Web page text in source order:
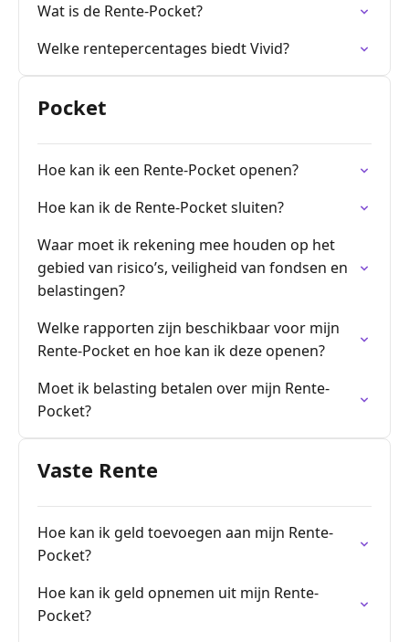
Wat is de Rente-Pocket?
Welke rentepercentages biedt Vivid?
Pocket
Hoe kan ik een Rente-Pocket openen?
Hoe kan ik de Rente-Pocket sluiten?
Waar moet ik rekening mee houden op het
gebied van risico’s, veiligheid van fondsen en
belastingen?
Welke rapporten zijn beschikbaar voor mijn
Rente-Pocket en hoe kan ik deze openen?
Moet ik belasting betalen over mijn Rente-
Pocket?
Vaste Rente
Hoe kan ik geld toevoegen aan mijn Rente-
Pocket?
Hoe kan ik geld opnemen uit mijn Rente-
Pocket?